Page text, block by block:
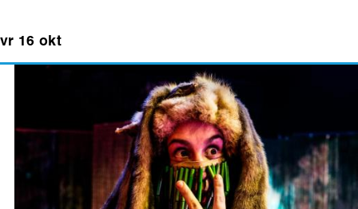
vr 16 okt